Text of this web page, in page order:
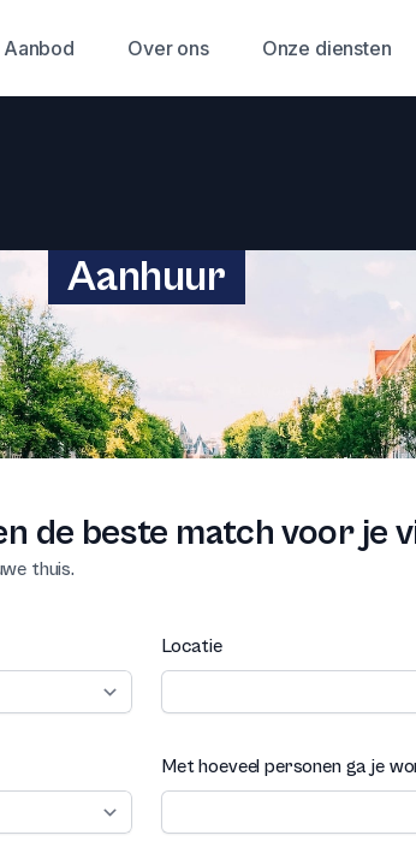
Aanbod Over ons Onze diensten
Aanhuur
de beste match voor je
thuis.
Locatie
Met hoeveel personen ga je